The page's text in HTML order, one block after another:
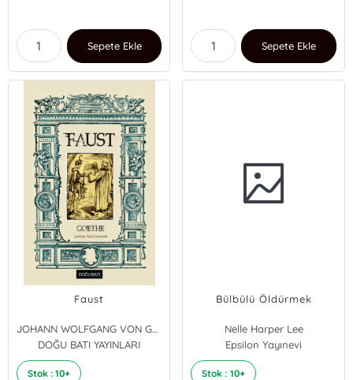
Sepete Ekle Sepete Ekle
Faust
JOHANN WOLFGANG VON GOETHE
DOĞU BATI YAYINLARI
Stok : 10+
Bülbülü Öldürmek
Nelle Harper Lee
Epsilon Yayınevi
Stok : 10+